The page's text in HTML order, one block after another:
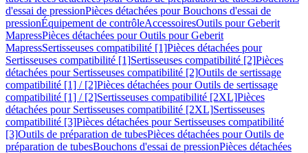
d'essai de pressionPièces détachées pour Bouchons d'essai de
pressionÉquipement de contrôleAccessoiresOutils pour Geberit
MapressPièces détachées pour Outils pour Geberit
MapressSertisseuses compatibilité [1]Pièces détachées pour
Sertisseuses compatibilité [1]Sertisseuses compatibilité [2]Pièces
détachées pour Sertisseuses compatibilité [2]Outils de sertissage
compatibilité [1] / [2]Pièces détachées pour Outils de sertissage
compatibilité [1] / [2]Sertisseuses compatibilité [2XL]Pièces
détachées pour Sertisseuses compatibilité [2XL]Sertisseuses
compatibilité [3]Pièces détachées pour Sertisseuses compatibilité
[3]Outils de préparation de tubesPièces détachées pour Outils de
préparation de tubesBouchons d'essai de pressionPièces détachées